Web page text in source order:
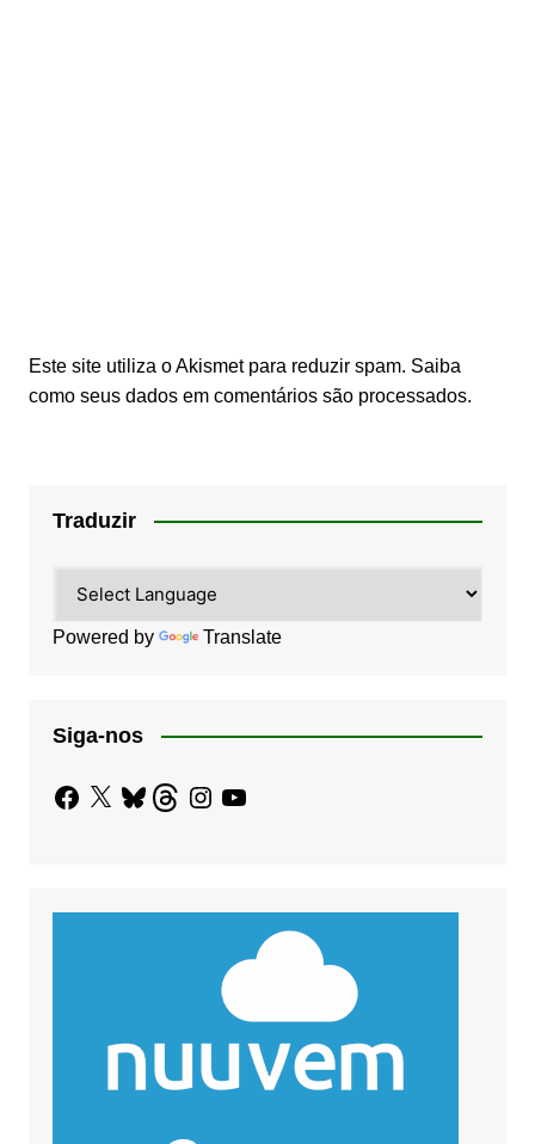
Este site utiliza o Akismet para reduzir spam. Saiba
como seus dados em comentários são processados.
Traduzir
Powered by Translate
Siga-nos
Facebook
X BlueskyThreadsInstagram
YouTube